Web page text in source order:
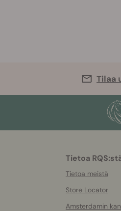
Tilaa
Tietoa
Tietoa meistä
Store Locator
Amsterdamin